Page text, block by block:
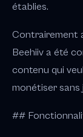
établies.
Contrairement
Beehiiv a été
contenu qui
monétiser sans
##